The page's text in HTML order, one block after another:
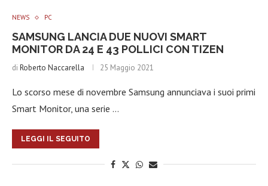
NEWS PC
SAMSUNG LANCIA DUE NUOVI SMART
MONITOR DA 24 E 43 POLLICI CON TIZEN
di Roberto Naccarella 25 Maggio 2021
Lo scorso mese di novembre Samsung annunciava i suoi primi
Smart Monitor, una serie …
LEGGI IL SEGUITO